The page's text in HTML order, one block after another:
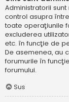
Administratorii
control asupra
toate operaţiunile
excluderea
etc. în funcţie de
De asemenea, au
forumurile în
forumului.
Sus